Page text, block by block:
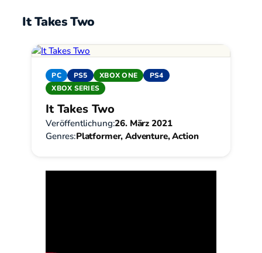
It Takes Two
PC PS5 XBOX ONE
PS4
XBOX SERIES
It Takes Two
Veröffentlichung:26. März 2021
Genres:Platformer, Adventure, Action